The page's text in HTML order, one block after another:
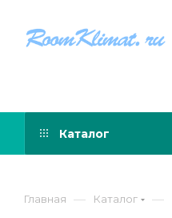
Каталог
Главная — Каталог —